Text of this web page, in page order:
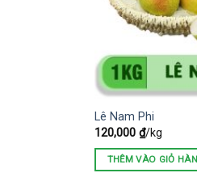
Lê Nam Phi
120,000 ₫/kg
THÊM VÀO GIỎ